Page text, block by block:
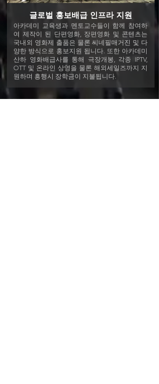
글로벌 홍보배급 인프라 지원
아카데미 교육생과 멘토교수들이 함께 참여하
여 제작이 된 단편영화, 장편영화 및 콘텐츠는
국내외 영화제 출품은 물론 씨네필매거진 및 다
양한 방식으로 홍보지원 됩니다. 또한 아카데미
산하 영화배급사를 통해 극장개봉, 각종 IPTV,
OTT 및 온라인 상영을 물론 해외세일즈까지 지
원하며 흥행시 장학금이 지불됩니다.